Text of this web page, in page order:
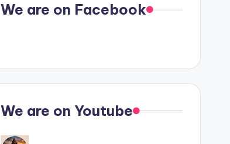
We are on Facebook
We are on Youtube